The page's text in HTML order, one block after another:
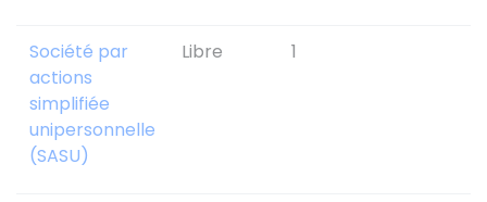
Société par
actions
simplifiée
unipersonnelle
(SASU)
Libre 1